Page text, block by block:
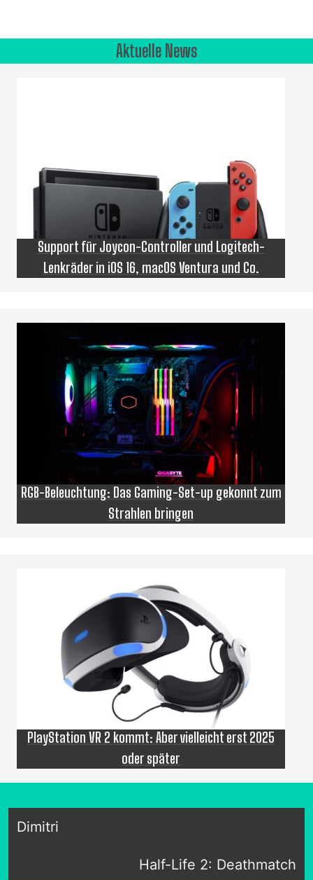
Aktuelle News
Support für Joycon-Controller und Logitech-
Lenkräder in iOS 16, macOS Ventura und Co.
RGB-Beleuchtung: Das Gaming-Set-up gekonnt zum
Strahlen bringen
PlayStation VR 2 kommt: Aber vielleicht erst 2025
oder später
Dimitri
Half-Life 2: Deathmatch